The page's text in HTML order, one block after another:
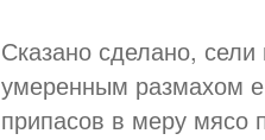
Сказано сделано,
умеренным размахом
припасов в меру мясо